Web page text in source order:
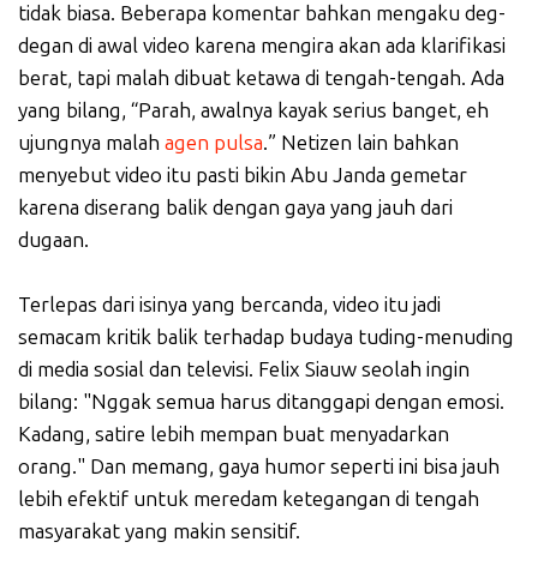
tidak biasa. Beberapa komentar bahkan mengaku deg-
degan di awal video karena mengira akan ada klarifikasi
berat, tapi malah dibuat ketawa di tengah-tengah. Ada
yang bilang, “Parah, awalnya kayak serius banget, eh
ujungnya malah agen pulsa.” Netizen lain bahkan
menyebut video itu pasti bikin Abu Janda gemetar
karena diserang balik dengan gaya yang jauh dari
dugaan.
Terlepas dari isinya yang bercanda, video itu jadi
semacam kritik balik terhadap budaya tuding-menuding
di media sosial dan televisi. Felix Siauw seolah ingin
bilang: "Nggak semua harus ditanggapi dengan emosi.
Kadang, satire lebih mempan buat menyadarkan
orang." Dan memang, gaya humor seperti ini bisa jauh
lebih efektif untuk meredam ketegangan di tengah
masyarakat yang makin sensitif.